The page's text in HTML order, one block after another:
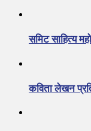
समिट साहित्य
कविता लेखन